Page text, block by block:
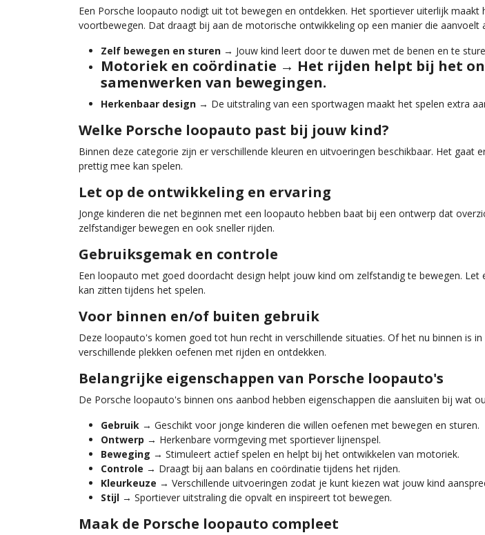
Een Porsche loopauto nodigt uit tot bewegen en ontdekken. Het sportiever uiterlijk
voortbewegen. Dat draagt bij aan de motorische ontwikkeling op een manier die aanvoelt
Zelf bewegen en sturen → Jouw kind leert door te duwen met de benen en te
Motoriek en coördinatie → Het rijden helpt bij het
samenwerken van bewegingen.
Herkenbaar design → De uitstraling van een sportwagen maakt het spelen extra
Welke Porsche loopauto past bij jouw kind?
Binnen deze categorie zijn er verschillende kleuren en uitvoeringen beschikbaar. Het
prettig mee kan spelen.
Let op de ontwikkeling en ervaring
Jonge kinderen die net beginnen met een loopauto hebben baat bij een ontwerp dat
zelfstandiger bewegen en ook sneller rijden.
Gebruiksgemak en controle
Een loopauto met goed doordacht design helpt jouw kind om zelfstandig te bewegen.
kan zitten tijdens het spelen.
Voor binnen en/of buiten gebruik
Deze loopauto's komen goed tot hun recht in verschillende situaties. Of het nu binnen is
verschillende plekken oefenen met rijden en ontdekken.
Belangrijke eigenschappen van Porsche loopauto's
De Porsche loopauto's binnen ons aanbod hebben eigenschappen die aansluiten bij wat
Gebruik → Geschikt voor jonge kinderen die willen oefenen met bewegen en sturen.
Ontwerp → Herkenbare vormgeving met sportiever lijnenspel.
Beweging → Stimuleert actief spelen en helpt bij het ontwikkelen van motoriek.
Controle → Draagt bij aan balans en coördinatie tijdens het rijden.
Kleurkeuze → Verschillende uitvoeringen zodat je kunt kiezen wat jouw kind
Stijl → Sportiever uitstraling die opvalt en inspireert tot bewegen.
Maak de Porsche loopauto compleet